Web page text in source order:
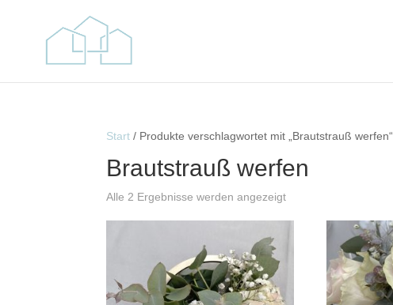
Start / Produkte verschlagwortet mit „Brautstrauß werfen“
Brautstrauß werfen
Alle 2 Ergebnisse werden angezeigt